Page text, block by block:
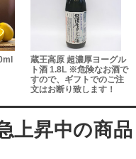
蔵王高原 超濃厚ヨーグル
ト酒 1.8L ※危険なお酒で
すので、ギフトでのご注
文はお断り致します！